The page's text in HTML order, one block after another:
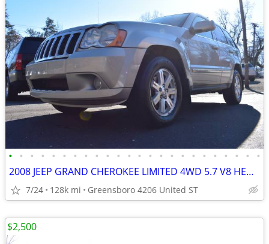
• • • • • • • • • • • • • • • • • • • • • • • •
2008 JEEP GRAND CHEROKEE LIMITED 4WD 5.7 V8 HEMI WITH LOW MILES
7/24 128k mi Greensboro 4206 United ST
$2,500